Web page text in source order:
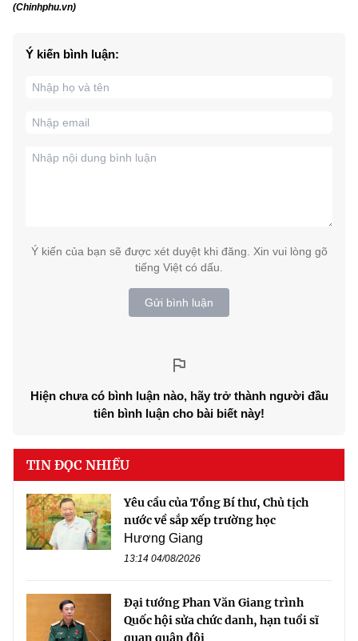
(Chinhphu.vn)
Ý kiến bình luận:
Ý kiến của bạn sẽ được xét duyệt khi đăng. Xin vui lòng gõ
tiếng Việt có dấu.
Gửi bình luận
Hiện chưa có bình luận nào, hãy trở thành người đầu
tiên bình luận cho bài biết này!
TIN ĐỌC NHIỀU
Yêu cầu của Tổng Bí thư, Chủ tịch
nước về sắp xếp trường học
Hương Giang
13:14 04/08/2026
Đại tướng Phan Văn Giang trình
Quốc hội sửa chức danh, hạn tuổi sĩ
quan quân đội